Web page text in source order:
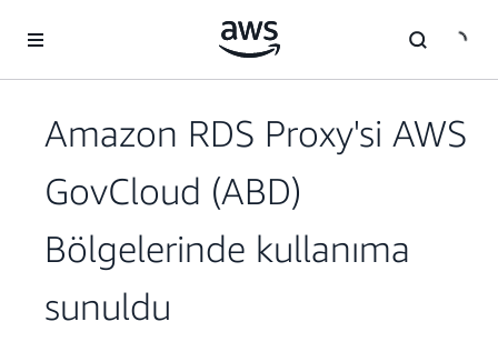
Amazon RDS Proxy'si AWS
GovCloud (ABD)
Bölgelerinde kullanıma
sunuldu